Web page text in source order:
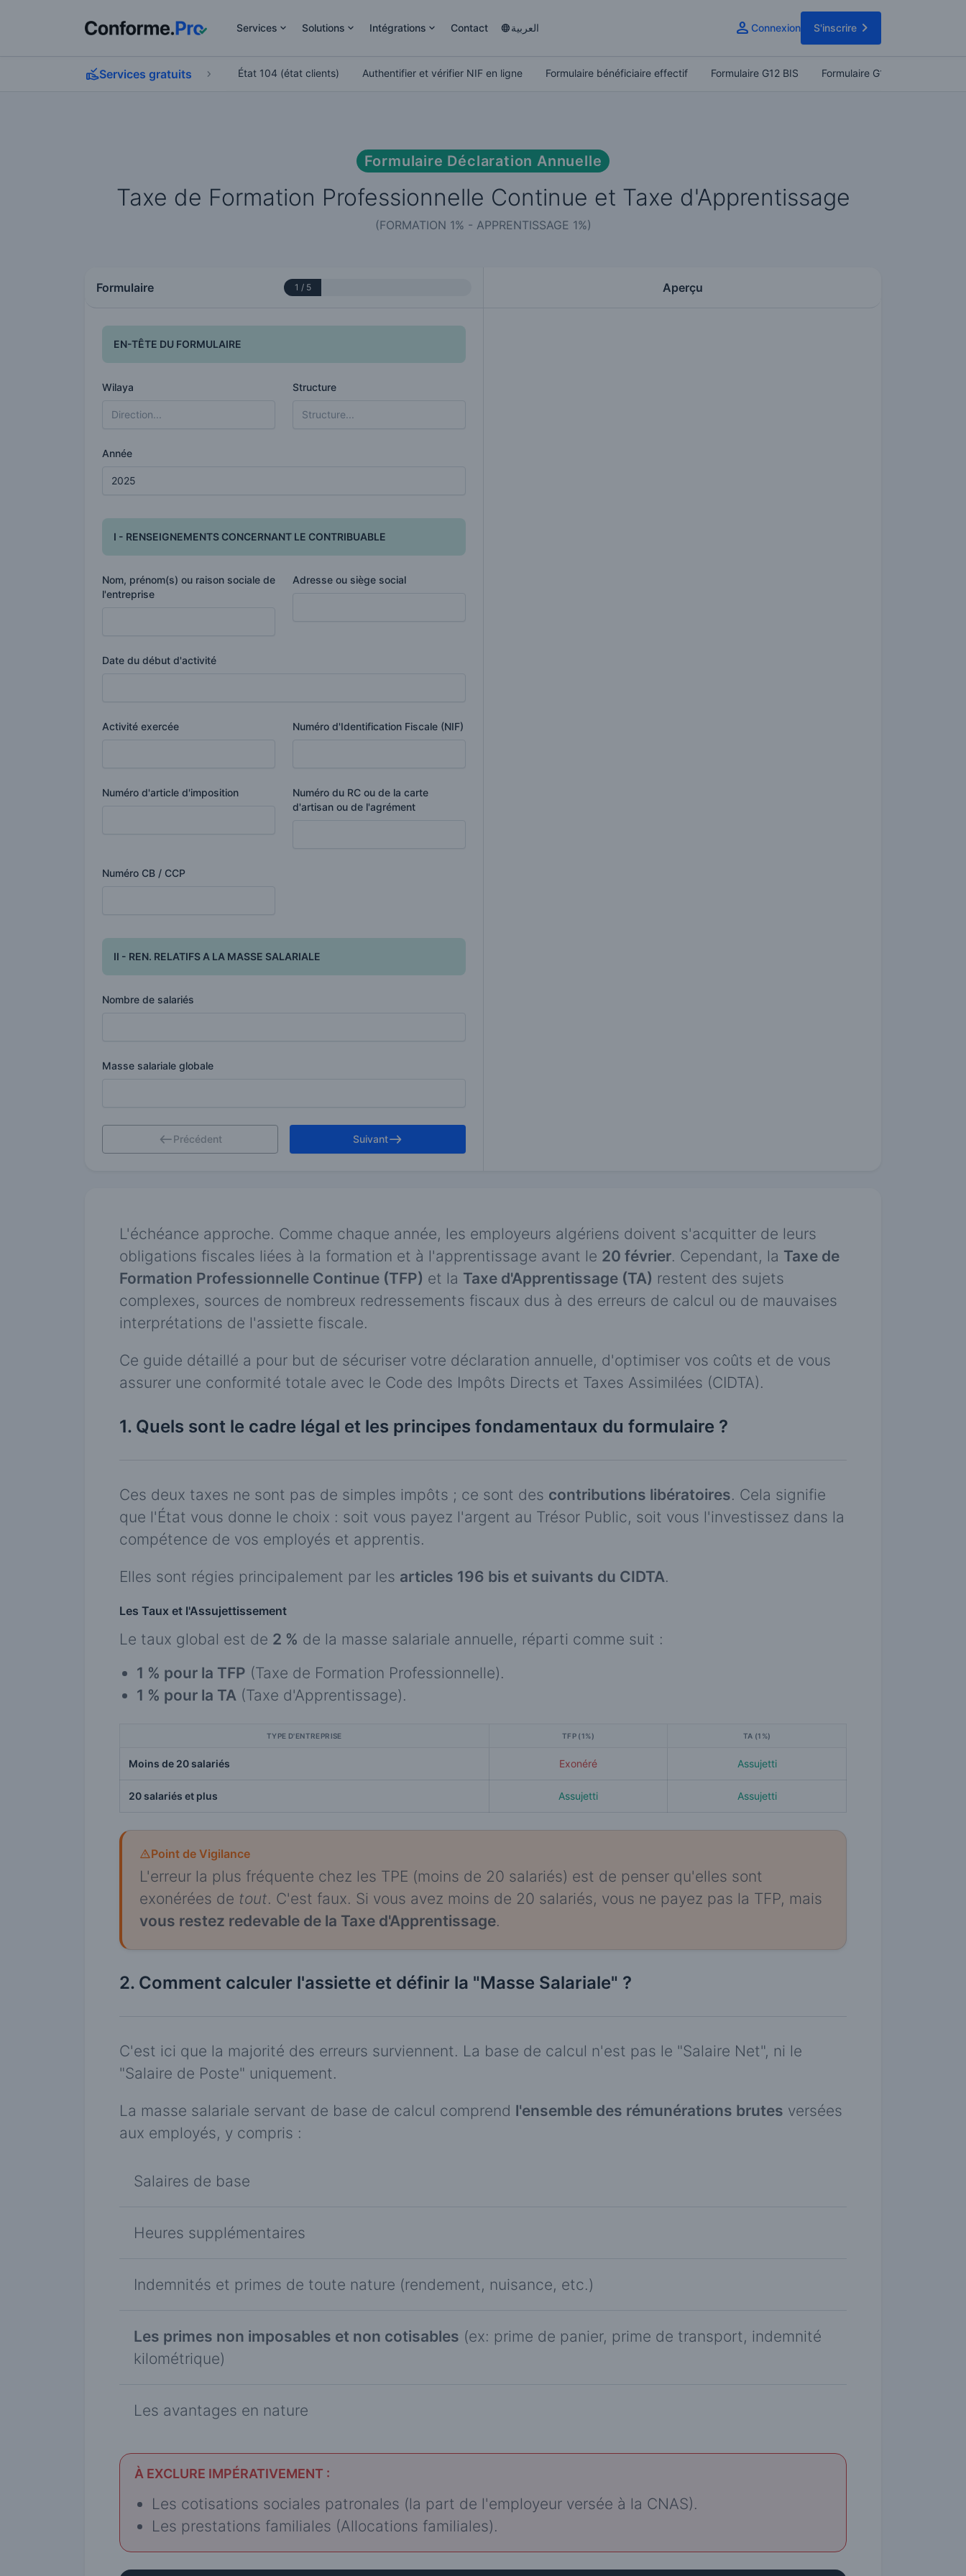
Services Solutions Intégrations Contact العربية Connexion S'inscrire
Services gratuits État 104 (état clients) Authentifier et vérifier NIF en ligne Formulaire bénéficiaire effectif Formulaire G12 BIS Formulaire G12
Formulaire Déclaration Annuelle
Taxe de Formation Professionnelle Continue et Taxe d'Apprentissage
(FORMATION 1% - APPRENTISSAGE 1%)
Formulaire 1 / 5
EN-TÊTE DU FORMULAIRE
Wilaya Structure
Année
I - RENSEIGNEMENTS CONCERNANT LE CONTRIBUABLE
Nom, prénom(s) ou raison sociale de
l'entreprise
Adresse ou siège social
Date du début d'activité
Activité exercée Numéro d'Identification Fiscale (NIF)
Numéro d'article d'imposition
Numéro du RC ou de la carte
d'artisan ou de l'agrément
Numéro CB / CCP
II - REN. RELATIFS A LA MASSE SALARIALE
Nombre de salariés
Masse salariale globale
Précédent Suivant
Aperçu
L'échéance approche. Comme chaque année, les employeurs algériens doivent s'acquitter de leurs
obligations fiscales liées à la formation et à l'apprentissage avant le 20 février. Cependant, la Taxe de
Formation Professionnelle Continue (TFP) et la Taxe d'Apprentissage (TA) restent des sujets
complexes, sources de nombreux redressements fiscaux dus à des erreurs de calcul ou de mauvaises
interprétations de l'assiette fiscale.
Ce guide détaillé a pour but de sécuriser votre déclaration annuelle, d'optimiser vos coûts et de vous
assurer une conformité totale avec le Code des Impôts Directs et Taxes Assimilées (CIDTA).
1. Quels sont le cadre légal et les principes fondamentaux du formulaire ?
Ces deux taxes ne sont pas de simples impôts ; ce sont des contributions libératoires. Cela signifie
que l'État vous donne le choix : soit vous payez l'argent au Trésor Public, soit vous l'investissez dans la
compétence de vos employés et apprentis.
Elles sont régies principalement par les articles 196 bis et suivants du CIDTA.
Les Taux et l'Assujettissement
Le taux global est de 2 % de la masse salariale annuelle, réparti comme suit :
1 % pour la TFP (Taxe de Formation Professionnelle).
1 % pour la TA (Taxe d'Apprentissage).
TYPE D'ENTREPRISE TFP (1%) TA (1%)
Moins de 20 salariés Exonéré Assujetti
20 salariés et plus Assujetti Assujetti
Point de Vigilance
L'erreur la plus fréquente chez les TPE (moins de 20 salariés) est de penser qu'elles sont
exonérées de tout. C'est faux. Si vous avez moins de 20 salariés, vous ne payez pas la TFP, mais
vous restez redevable de la Taxe d'Apprentissage.
2. Comment calculer l'assiette et définir la "Masse Salariale" ?
C'est ici que la majorité des erreurs surviennent. La base de calcul n'est pas le "Salaire Net", ni le
"Salaire de Poste" uniquement.
La masse salariale servant de base de calcul comprend l'ensemble des rémunérations brutes versées
aux employés, y compris :
Salaires de base
Heures supplémentaires
Indemnités et primes de toute nature (rendement, nuisance, etc.)
Les primes non imposables et non cotisables (ex: prime de panier, prime de transport, indemnité
kilométrique)
Les avantages en nature
À EXCLURE IMPÉRATIVEMENT :
Les cotisations sociales patronales (la part de l'employeur versée à la CNAS).
Les prestations familiales (Allocations familiales).